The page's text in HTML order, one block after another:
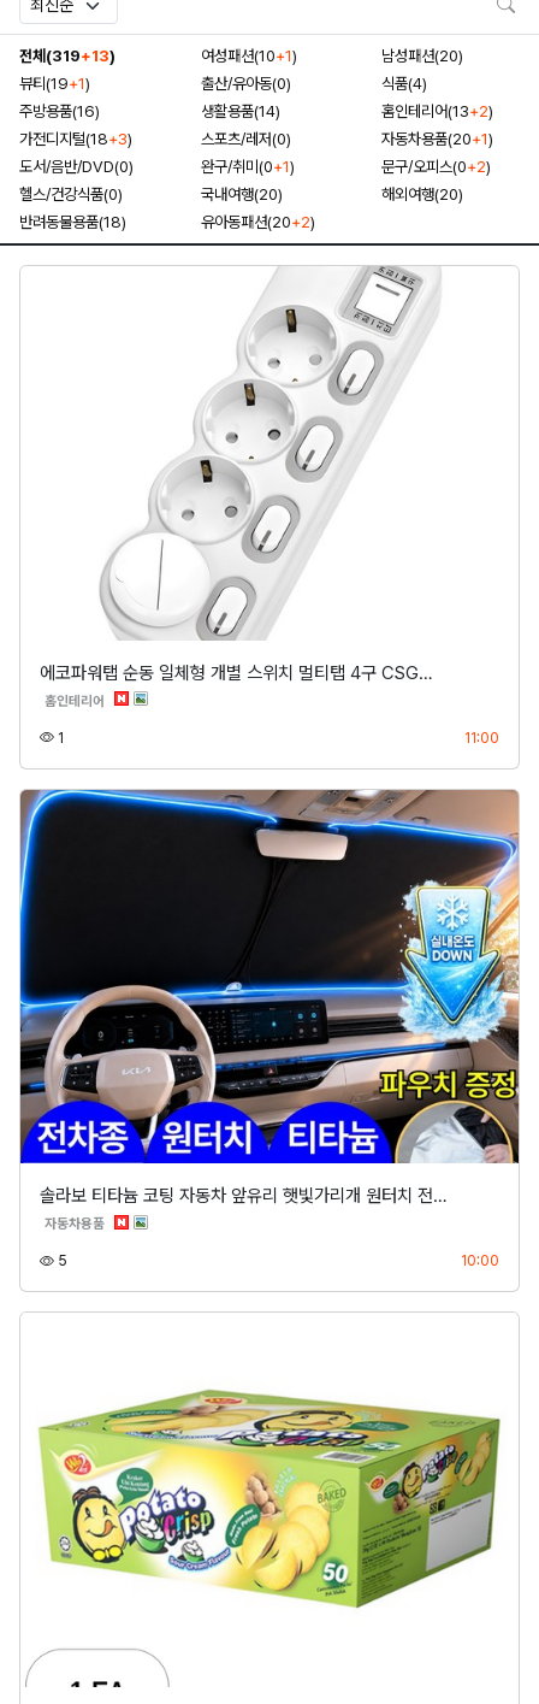
전체(319+13) 여성패션(10+1)
남성패션(20)
뷰티(19+1) 출산/유아동(0)
식품(4)
주방용품(16)
생활용품(14) 홈인테리어(13+2)
가전디지털(18+3) 스포츠/레저(0) 자동차용품(20+1)
도서/음반/DVD(0)
완구/취미(0+1) 문구/오피스(0+2)
헬스/건강식품(0)
국내여행(20)
해외여행(20)
반려동물용품(18)
유아동패션(20+2)
에코파워탭 순동 일체형 개별 스위치 멀티탭 4구 CSG…
홈인테리어 분류
1 11:00
솔라보 티타늄 코팅 자동차 앞유리 햇빛가리개 원터치 전…
자동차용품분류
5 10:00